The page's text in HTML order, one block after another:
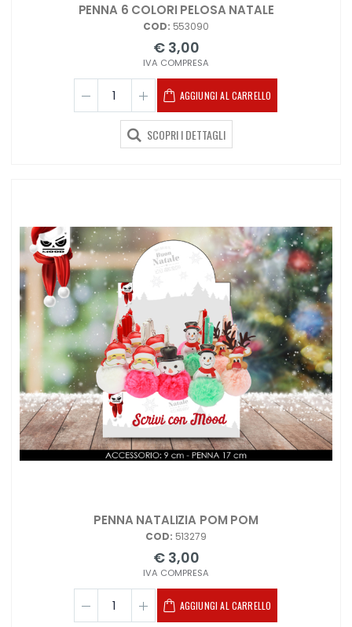
PENNA 6 COLORI PELOSA NATALE
COD: 553090
€ 3,00
IVA COMPRESA
AGGIUNGI AL CARRELLO
SCOPRI I DETTAGLI
PENNA NATALIZIA POM POM
COD: 513279
€ 3,00
IVA COMPRESA
AGGIUNGI AL CARRELLO